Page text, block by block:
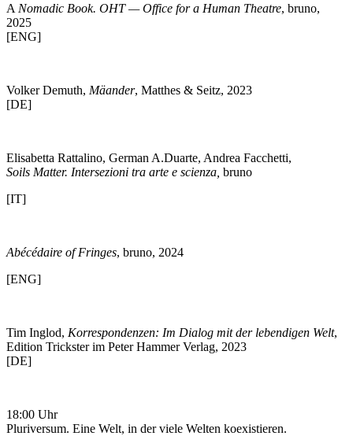
A Nomadic Book. OHT — Office for a Human Theatre, bruno,
2025
[ENG]
Volker Demuth, Mäander, Matthes & Seitz, 2023
[DE]
Elisabetta Rattalino, German A.Duarte, Andrea Facchetti,
Soils Matter. Intersezioni tra arte e scienza, bruno
[IT]
Abécédaire of Fringes, bruno, 2024
[ENG]
Tim Inglod, Korrespondenzen: Im Dialog mit der lebendigen Welt,
Edition Trickster im Peter Hammer Verlag, 2023
[DE]
18:00 Uhr
Pluriversum. Eine Welt, in der viele Welten koexistieren.